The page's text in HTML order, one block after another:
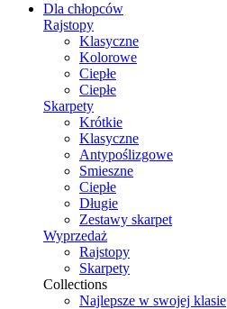
Dla chłopców
Rajstopy
Klasyczne
Kolorowe
Ciepłe
Ciepłe
Skarpety
Krótkie
Klasyczne
Antypoślizgowe
Smieszne
Ciepłe
Długie
Zestawy skarpet
Wyprzedaż
Rajstopy
Skarpety
Collections
Najlepsze w swojej klasie